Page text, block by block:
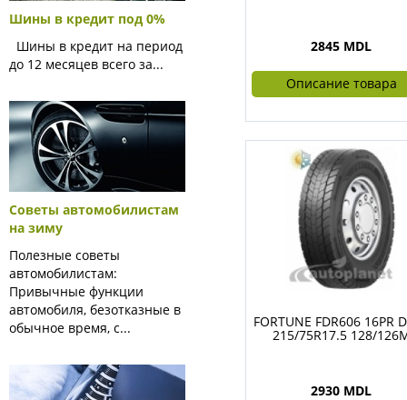
Шины в кредит под 0%
Шины в кредит на период
до 12 месяцев всего за...
Советы автомобилистам
на зиму
Полезные советы
автомобилистам:
Привычные функции
автомобиля, безотказные в
обычное время, с...
2845 MDL
Описание товара
FORTUNE FDR606 16PR
215/75R17.5 128/
2930 MDL